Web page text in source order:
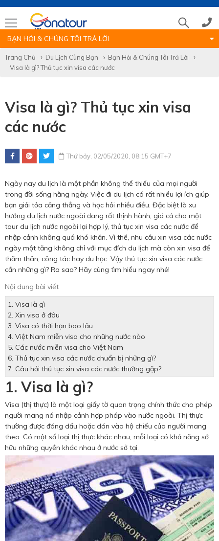
Hotline tour nước ngoài
0786 711 611
Hotline tour trong nước
0783 336 116
Hotine CSKH
0916 404 578
Hotline tư vấn dịch vụ
0784 849 849
BẠN HỎI & CHÚNG TÔI TRẢ LỜI
Trang Chủ Du Lịch Cùng Bạn
Bạn Hỏi & Chúng Tôi Trả Lời
Visa là gì? Thủ tục xin visa các nước
Visa là gì? Thủ tục xin visa
các nước
Thứ bảy, 02/05/2020, 08:15 GMT+7
Ngày nay du lịch là một phần không thể thiếu của mọi người
trong đời sống hằng ngày. Việc đi du lịch có rất nhiều lợi ích giúp
bạn giải tỏa căng thẳng và học hỏi nhiều điều. Đặc biệt là xu
hướng du lịch nước ngoài đang rất thịnh hành, giá cả cho một
tour du lịch nước ngoài lại hợp lý, thủ tục xin visa các nước để
nhập cảnh không quá khó khăn. Vì thế, nhu cầu xin visa các nước
ngày một tăng không chỉ với mục đích du lịch mà còn xin visa để
thăm thân, công tác hay du học. Vậy thủ tục xin visa các nước
cần những gì? Ra sao? Hãy cùng tìm hiểu ngay nhé!
Nội dung bài viết
1. Visa là gì
2. Xin visa ở đâu
3. Visa có thời hạn bao lâu
4. Việt Nam miễn visa cho những nước nào
5. Các nước miễn visa cho Việt Nam
6. Thủ tục xin visa các nước chuẩn bị những gì?
7. Câu hỏi thủ tục xin visa các nước thường gặp?
1. Visa là gì?
Visa (thị thực) là một loại giấy tờ quan trọng chính thức cho phép
người mang nó nhập cảnh hợp pháp vào nước ngoài. Thị thực
thường được đóng dấu hoặc dán vào hộ chiếu của người mang
theo. Có một số loại thị thực khác nhau, mỗi loại có khả năng sở
hữu những quyền khác nhau ở nước sở tại.